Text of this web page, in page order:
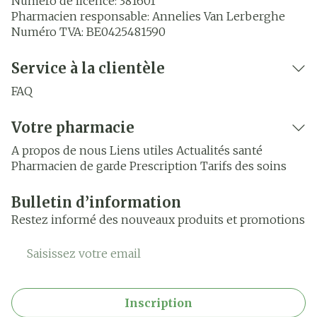
Pharmacien responsable: Annelies Van Lerberghe
Numéro TVA: BE0425481590
Service à la clientèle
FAQ
Votre pharmacie
A propos de nous Liens utiles Actualités santé
Pharmacien de garde Prescription Tarifs des soins
Bulletin d’information
Restez informé des nouveaux produits et promotions
Adresse mail
Inscription